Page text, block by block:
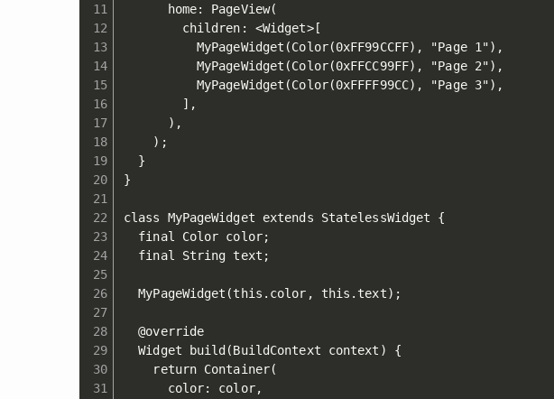
      home: PageView(
        children: <Widget>[
          MyPageWidget(Color(0xFF99CCFF), "Page 1"),
          MyPageWidget(Color(0xFFCC99FF), "Page 2"),
          MyPageWidget(Color(0xFFFF99CC), "Page 3"),
        ],
      ),
    );
  }
}
class MyPageWidget extends StatelessWidget {
  final Color color;
  final String text;
  MyPageWidget(this.color, this.text);
  @override
  Widget build(BuildContext context) {
    return Container(
      color: color,